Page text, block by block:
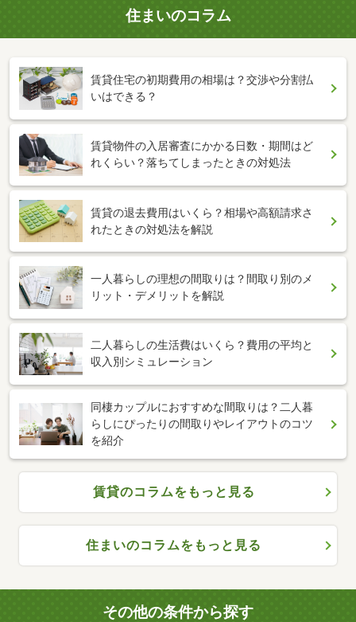
住まいのコラム
賃貸住宅の初期費用の相場は？交渉や分割払
いはできる？
賃貸物件の入居審査にかかる日数・期間はど
れくらい？落ちてしまったときの対処法
賃貸の退去費用はいくら？相場や高額請求さ
れたときの対処法を解説
一人暮らしの理想の間取りは？間取り別のメ
リット・デメリットを解説
二人暮らしの生活費はいくら？費用の平均と
収入別シミュレーション
同棲カップルにおすすめな間取りは？二人暮
らしにぴったりの間取りやレイアウトのコツ
を紹介
賃貸のコラムをもっと見る
住まいのコラムをもっと見る
その他の条件から探す